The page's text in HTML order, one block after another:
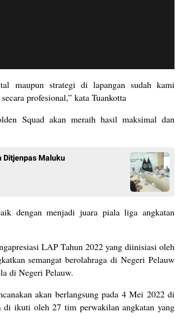
maupun strategi di lapangan sudah kami
profesional,” kata Tuankotta
Squad akan meraih hasil maksimal dan
Ditjenpas Maluku
dengan menjadi juara piala liga angkatan
LAP Tahun 2022 yang diinisiasi oleh
semangat berolahraga di Negeri Pelauw
di Negeri Pelauw.
akan berlangsung pada 4 Mei 2022 di
di ikuti oleh 27 tim perwakilan angkatan yang